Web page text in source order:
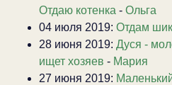
Отдаю котенка - Ольга
04 июля 2019: Отдам
28 июня 2019: Дуся -
ищет хозяев - Мария
27 июня 2019: